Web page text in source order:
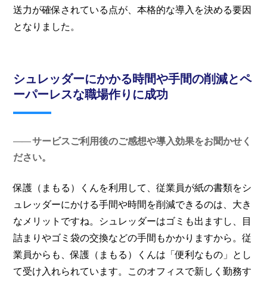
送力が確保されている点が、本格的な導入を決める要因
となりました。
シュレッダーにかかる時間や手間の削減とペ
ーパーレスな職場作りに成功
サービスご利用後のご感想や導入効果をお聞かせく
ださい。
保護（まもる）くんを利用して、従業員が紙の書類をシ
ュレッダーにかける手間や時間を削減できるのは、大き
なメリットですね。シュレッダーはゴミも出ますし、目
詰まりやゴミ袋の交換などの手間もかかりますから。従
業員からも、保護（まもる）くんは「便利なもの」とし
て受け入れられています。このオフィスで新しく勤務す